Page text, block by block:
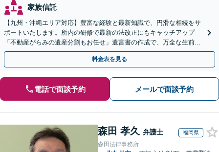
家族信託
【九州・沖縄エリア対応】豊富な経験と最新知識で、円滑な相続をサ
ポートいたします。所内の研修で最新の法改正にもキャッチアップ
「不動産がらみの遺産分割もお任せ」遺言書の作成で、万全な生前対
策をおこないましょう【夜間・休日面談可】
料金表を見る
電話で面談予約 メールで面談予約
森田 孝久 弁護士 福岡県
森田法律事務所